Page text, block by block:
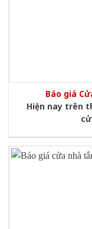
Báo giá
Hiện nay trên